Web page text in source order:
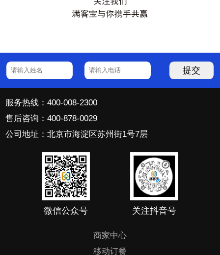
提交
服务热线：400-008-2300
售后咨询：400-878-0029
公司地址：北京市海淀区苏州街1号7层
微信公众号 关注抖音号
商家中心
移动订餐